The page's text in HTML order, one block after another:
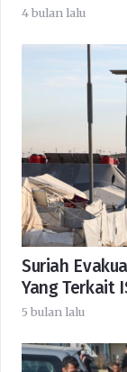
4 bulan lalu
Suriah
Yang Terkait
5 bulan lalu